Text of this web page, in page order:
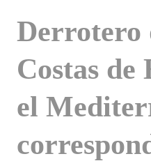
Derrotero
Costas de
el